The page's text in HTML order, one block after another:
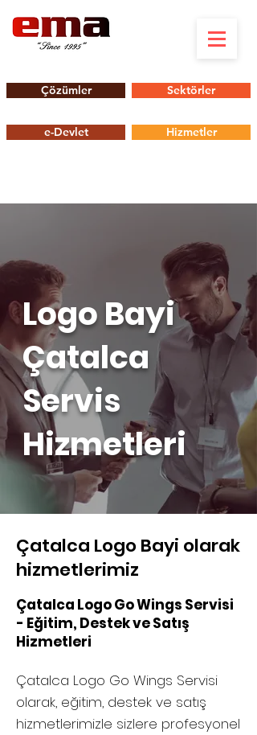
Çözümler Sektörler
e-Devlet Hizmetler
Logo Bayi
Çatalca
Servis
Hizmetleri
Çatalca Logo Bayi olarak
hizmetlerimiz
Çatalca Logo Go Wings Servisi
- Eğitim, Destek ve Satış
Hizmetleri
Çatalca Logo Go Wings Servisi
olarak, eğitim, destek ve satış
hizmetlerimizle sizlere profesyonel